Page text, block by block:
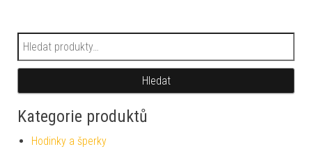
Hledat:
Hledat
Kategorie produktů
Hodinky a šperky